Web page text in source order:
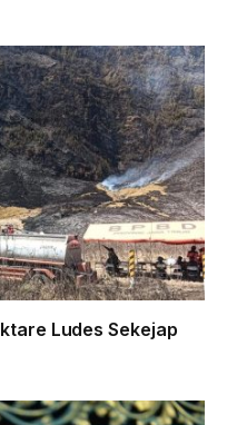
Ludes Sekejap